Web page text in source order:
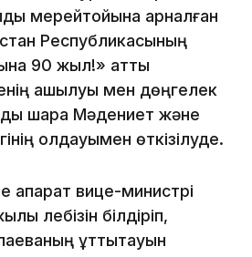
мерейтойына арналған
Республикасының
90 жыл!» атты
ашылуы мен дөңгелек
шара Мәдениет және
қолдауымен өткізілуде.
вице-министрі
лебізін білдіріп,
құттықтауын